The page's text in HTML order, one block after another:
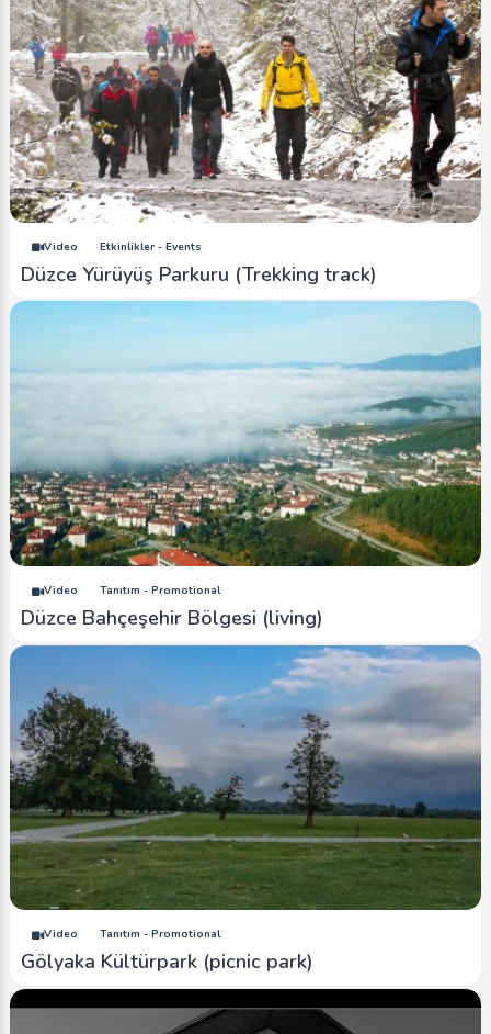
Video Etkinlikler - Events
Düzce Yürüyüş Parkuru (Trekking track)
Video Tanıtım - Promotional
Düzce Bahçeşehir Bölgesi (living)
Video Tanıtım - Promotional
Gölyaka Kültürpark (picnic park)